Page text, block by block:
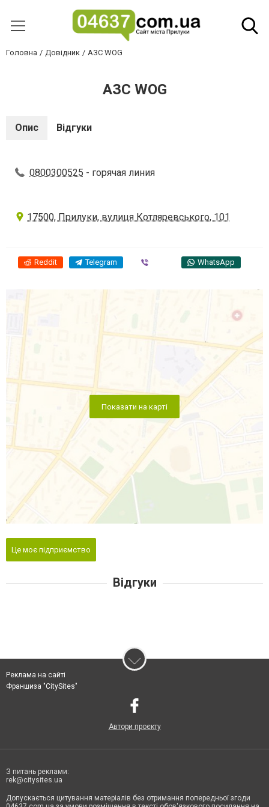
Головна Довідник АЗС WOG
АЗС WOG
Опис Відгуки
0800300525 - горячая линия
17500, Прилуки, вулиця Котляревського, 101
Reddit Telegram WhatsApp
Показати на карті
Це моє підприємство
Відгуки
Реклама на сайті
Франшиза "CitySites"
Автори проєкту
З питань реклами:
rek@citysites.ua
Допускається цитування матеріалів без отримання попередньої згоди